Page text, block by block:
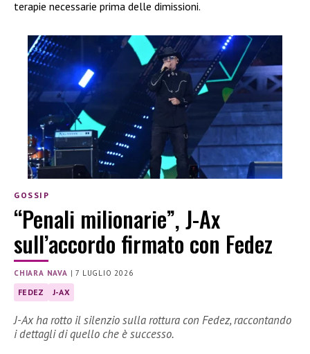
terapie necessarie prima delle dimissioni.
GOSSIP
“Penali milionarie”, J-Ax
sull’accordo firmato con Fedez
CHIARA NAVA |7 LUGLIO 2026
FEDEZ J-AX
J-Ax ha rotto il silenzio sulla rottura con Fedez, raccontando
i dettagli di quello che è successo.